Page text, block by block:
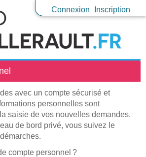
Connexion Inscription
avec un compte sécurisé et
personnelles sont
saisie de vos nouvelles demandes.
de bord privé, vous suivez le
compte personnel ?